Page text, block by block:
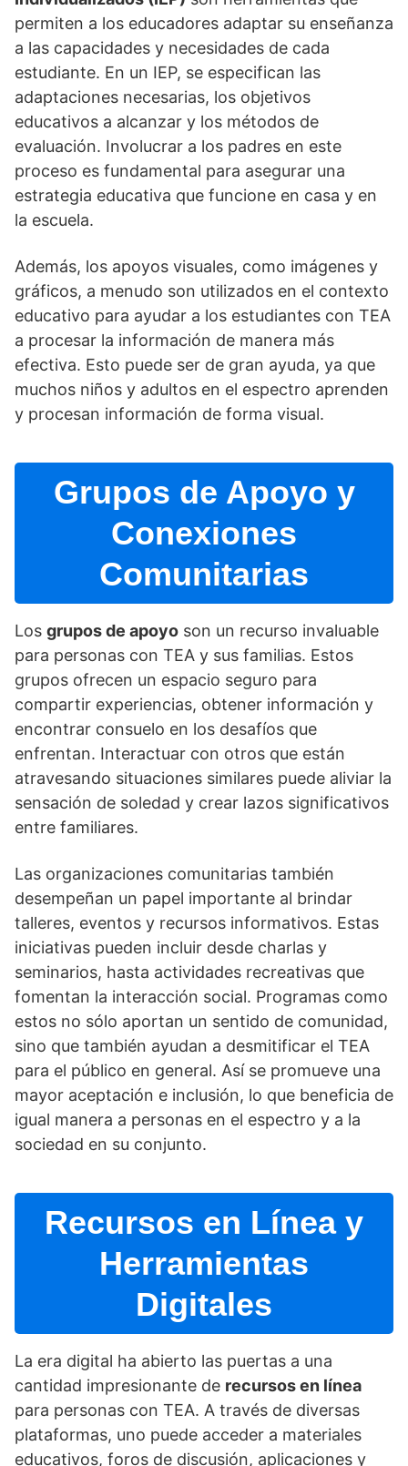
permiten a los educadores adaptar su enseñanza
a las capacidades y necesidades de cada
estudiante. En un IEP, se especifican las
adaptaciones necesarias, los objetivos
educativos a alcanzar y los métodos de
evaluación. Involucrar a los padres en este
proceso es fundamental para asegurar una
estrategia educativa que funcione en casa y en
la escuela.
Además, los apoyos visuales, como imágenes y
gráficos, a menudo son utilizados en el contexto
educativo para ayudar a los estudiantes con TEA
a procesar la información de manera más
efectiva. Esto puede ser de gran ayuda, ya que
muchos niños y adultos en el espectro aprenden
y procesan información de forma visual.
Grupos de Apoyo y
Conexiones
Comunitarias
Los grupos de apoyo son un recurso invaluable
para personas con TEA y sus familias. Estos
grupos ofrecen un espacio seguro para
compartir experiencias, obtener información y
encontrar consuelo en los desafí­os que
enfrentan. Interactuar con otros que están
atravesando situaciones similares puede aliviar la
sensación de soledad y crear lazos significativos
entre familiares.
Las organizaciones comunitarias también
desempeñan un papel importante al brindar
talleres, eventos y recursos informativos. Estas
iniciativas pueden incluir desde charlas y
seminarios, hasta actividades recreativas que
fomentan la interacción social. Programas como
estos no sólo aportan un sentido de comunidad,
sino que también ayudan a desmitificar el TEA
para el público en general. Así­ se promueve una
mayor aceptación e inclusión, lo que beneficia de
igual manera a personas en el espectro y a la
sociedad en su conjunto.
Recursos en Lí­nea y
Herramientas
Digitales
La era digital ha abierto las puertas a una
cantidad impresionante de recursos en lí­nea
para personas con TEA. A través de diversas
plataformas, uno puede acceder a materiales
educativos, foros de discusión, aplicaciones y